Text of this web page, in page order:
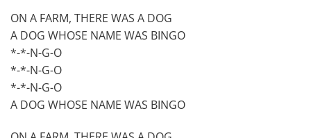
ON A FARM, THERE WAS A DOG
A DOG WHOSE NAME WAS BINGO
*-*-N-G-O
*-*-N-G-O
*-*-N-G-O
A DOG WHOSE NAME WAS BINGO